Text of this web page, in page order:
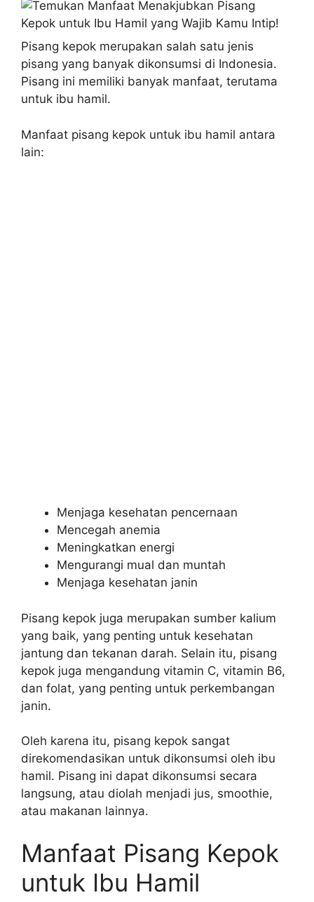
Pisang kepok merupakan salah satu jenis
pisang yang banyak dikonsumsi di Indonesia.
Pisang ini memiliki banyak manfaat, terutama
untuk ibu hamil.
Manfaat pisang kepok untuk ibu hamil antara
lain:
Menjaga kesehatan pencernaan
Mencegah anemia
Meningkatkan energi
Mengurangi mual dan muntah
Menjaga kesehatan janin
Pisang kepok juga merupakan sumber kalium
yang baik, yang penting untuk kesehatan
jantung dan tekanan darah. Selain itu, pisang
kepok juga mengandung vitamin C, vitamin B6,
dan folat, yang penting untuk perkembangan
janin.
Oleh karena itu, pisang kepok sangat
direkomendasikan untuk dikonsumsi oleh ibu
hamil. Pisang ini dapat dikonsumsi secara
langsung, atau diolah menjadi jus, smoothie,
atau makanan lainnya.
Manfaat Pisang Kepok
untuk Ibu Hamil